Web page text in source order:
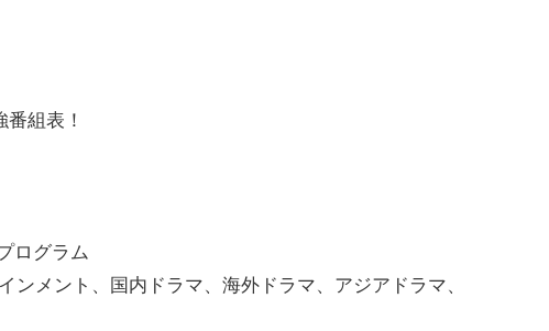
組表！
ログラム
ンメント、国内ドラマ、海外ドラマ、アジアドラマ、